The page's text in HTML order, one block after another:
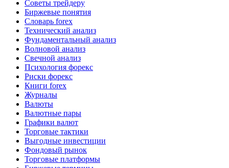
Советы трейдеру
Биржевые понятия
Словарь forex
Технический анализ
Фундаментальный анализ
Волновой анализ
Свечной анализ
Психология форекс
Риски форекс
Книги forex
Журналы
Валюты
Валютные пары
Графики валют
Торговые тактики
Выгодные инвестиции
Фондовый рынок
Торговые платформы